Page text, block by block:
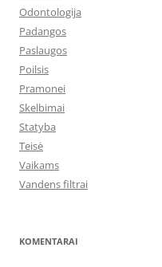
Odontologija
Padangos
Paslaugos
Poilsis
Pramonei
Skelbimai
Statyba
Teisė
Vaikams
Vandens filtrai
KOMENTARAI